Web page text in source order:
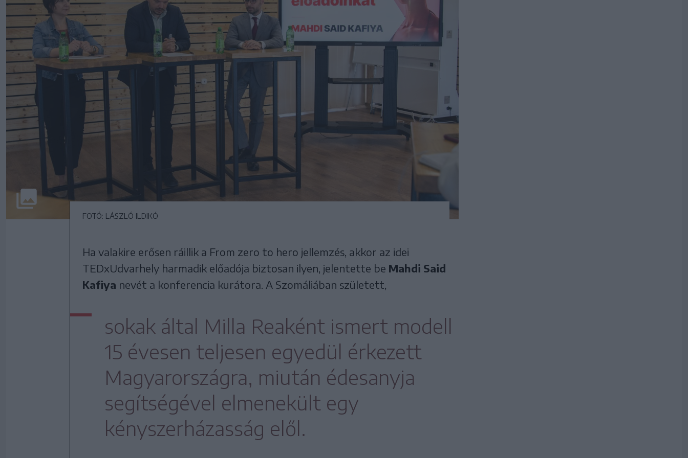
FOTÓ: LÁSZLÓ ILDIKÓ
Ha valakire erősen ráillik a From zero to hero jellemzés, akkor az idei
TEDxUdvarhely harmadik előadója biztosan ilyen, jelentette be Mahdi Said
Kafiya nevét a konferencia kurátora. A Szomáliában született,
sokak által Milla Reaként ismert modell
15 évesen teljesen egyedül érkezett
Magyarországra, miután édesanyja
segítségével elmenekült egy
kényszerházasság elől.